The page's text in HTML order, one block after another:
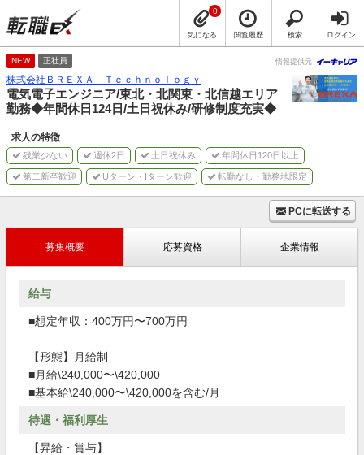
気になる
0
閲覧履歴 検索 ログイン
NEW 正社員 情報提供元
株式会社ＢＲＥＸＡ Ｔｅｃｈｎｏｌｏｇｙ
電気電子エンジニア/東北・北関東・北信越エリア
勤務◆年間休日124日/土日祝休み/研修制度充実◆
求人の特徴
残業少ない 週休2日 土日祝休み 年間休日120日以上
第二新卒歓迎 Uターン・Iターン歓迎 転勤なし・勤務地限定
PCに転送する
募集概要 応募資格 企業情報
給与
■想定年収：400万円〜700万円
【形態】月給制
■月給\240,000〜\420,000
■基本給\240,000〜\420,000を含む/月
待遇・福利厚生
【昇給・賞与】